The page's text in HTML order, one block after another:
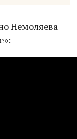
Немоляева